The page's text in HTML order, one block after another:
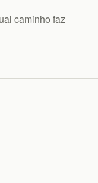
caminho faz